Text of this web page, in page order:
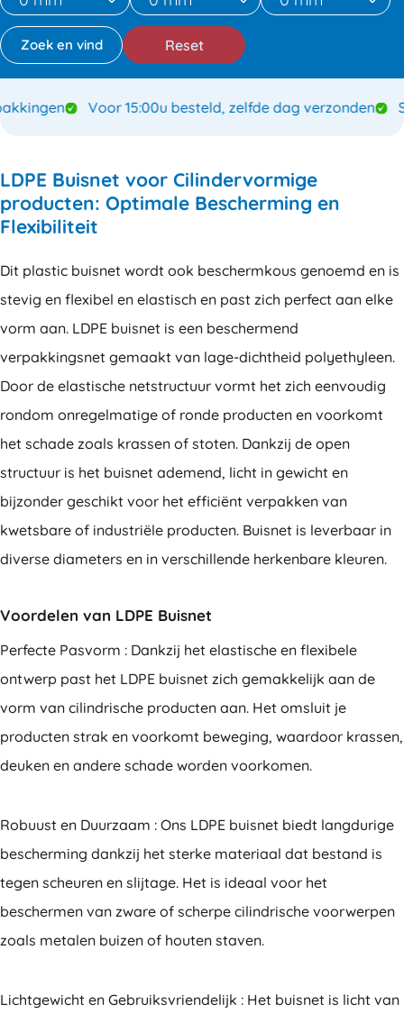
Reset
Voor 15:00u besteld, zelfde dag verzonden
LDPE Buisnet voor Cilindervormige
producten: Optimale Bescherming en
Flexibiliteit
Dit plastic buisnet wordt ook beschermkous genoemd en is
stevig en flexibel en elastisch en past zich perfect aan elke
vorm aan. LDPE buisnet is een beschermend
verpakkingsnet gemaakt van lage-dichtheid polyethyleen.
Door de elastische netstructuur vormt het zich eenvoudig
rondom onregelmatige of ronde producten en voorkomt
het schade zoals krassen of stoten. Dankzij de open
structuur is het buisnet ademend, licht in gewicht en
bijzonder geschikt voor het efficiënt verpakken van
kwetsbare of industriële producten. Buisnet is leverbaar in
diverse diameters en in verschillende herkenbare kleuren.
Voordelen van LDPE Buisnet
Perfecte Pasvorm : Dankzij het elastische en flexibele
ontwerp past het LDPE buisnet zich gemakkelijk aan de
vorm van cilindrische producten aan. Het omsluit je
producten strak en voorkomt beweging, waardoor krassen,
deuken en andere schade worden voorkomen.
Robuust en Duurzaam : Ons LDPE buisnet biedt langdurige
bescherming dankzij het sterke materiaal dat bestand is
tegen scheuren en slijtage. Het is ideaal voor het
beschermen van zware of scherpe cilindrische voorwerpen
zoals metalen buizen of houten staven.
Lichtgewicht en Gebruiksvriendelijk : Het buisnet is licht van